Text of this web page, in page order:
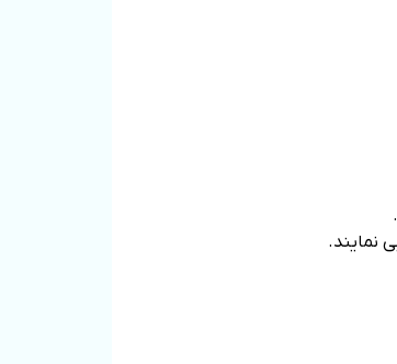
نمایند.